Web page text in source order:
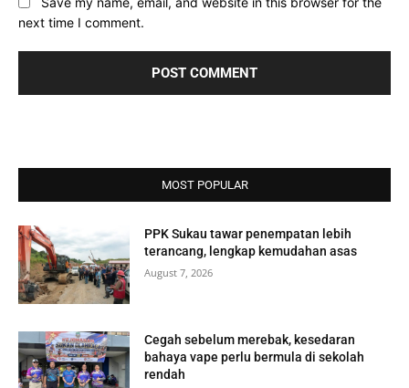
next time I comment.
MOST POPULAR
PPK Sukau tawar penempatan lebih
terancang, lengkap kemudahan asas
August 7, 2026
Cegah sebelum merebak, kesedaran
bahaya vape perlu bermula di sekolah
rendah